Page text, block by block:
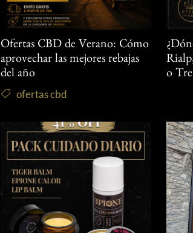
Ofertas CBD de Verano: Cómo
aprovechar las mejores rebajas
del año
ofertas cbd
o